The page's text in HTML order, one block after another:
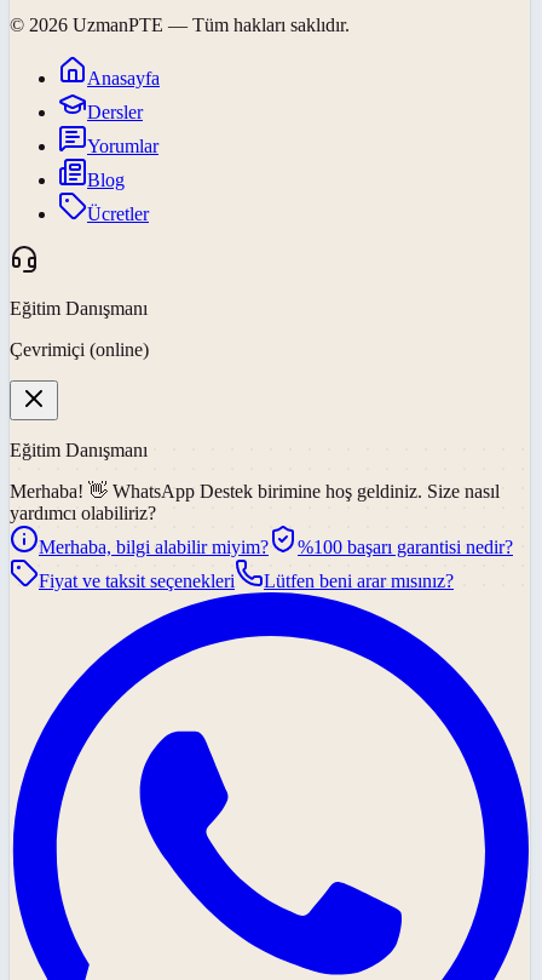
© 2026 UzmanPTE — Tüm hakları saklıdır.
Anasayfa
Dersler
Yorumlar
Blog
Ücretler
Eğitim Danışmanı
Çevrimiçi (online)
Eğitim Danışmanı
Merhaba! 👋 WhatsApp Destek birimine hoş geldiniz. Size nasıl
yardımcı olabiliriz?
Merhaba, bilgi alabilir miyim?
%100 başarı garantisi nedir?
Fiyat ve taksit seçenekleri
Lütfen beni arar mısınız?